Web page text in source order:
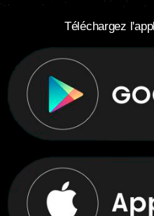
Téléchargez